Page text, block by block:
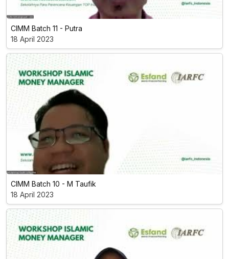
CIMM Batch 11 - Putra
18 April 2023
CIMM Batch 10 - M Taufik
18 April 2023